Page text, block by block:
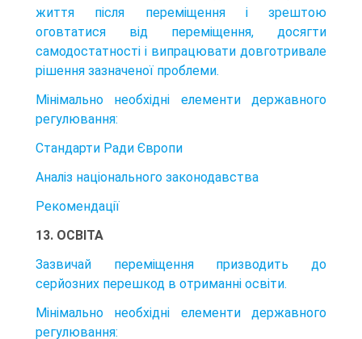
життя після переміщення і зрештою
оговтатися від пе­реміщення, досягти
самодостатності і випрацювати довготривале
рішен­ня зазначеної проблеми.
Мінімально необхідні елементи державного
регулювання:
Стандарти Ради Європи
Аналіз національного законодавства
Рекомендації
13. ОСВІТА
Зазвичай переміщення призводить до
серйозних перешкод в отриманні осві­ти.
Мінімально необхідні елементи державного
регулювання: